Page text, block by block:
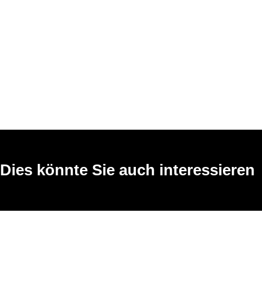
Dies könnte Sie auch interessieren